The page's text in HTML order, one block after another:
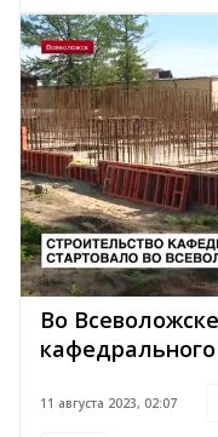
Во
11 августа 2023, 02:07